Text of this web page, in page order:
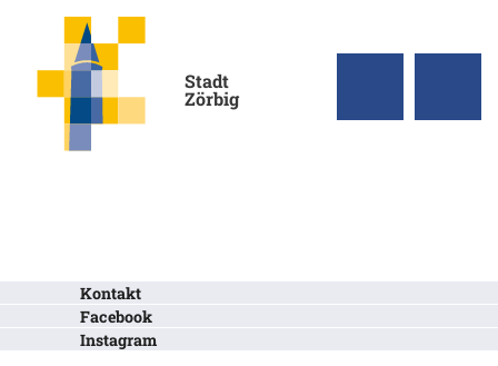
Stadt
Zörbig
Kontakt
Facebook
Instagram